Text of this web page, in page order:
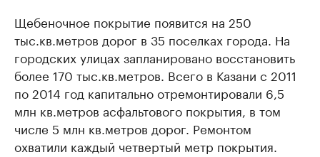
Щебеночное покрытие появится на 250
тыс.кв.метров дорог в 35 поселках города. На
городских улицах запланировано восстановить
более 170 тыс.кв.метров. Всего в Казани с 2011
по 2014 год капитально отремонтировали 6,5
млн кв.метров асфальтового покрытия, в том
числе 5 млн кв.метров дорог. Ремонтом
охватили каждый четвертый метр покрытия.